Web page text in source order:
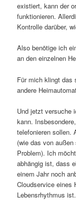
existiert, kann der
funktionieren.
Kontrolle darüber,
Also benötige ich
an den einzelnen
Für mich klingt das
andere
Und jetzt versuche
kann.
telefonieren sollen.
(wie das von
Problem). Ich
abhängig ist, dass
einem Jahr noch
Cloudservice eines
Lebensrhythmus ist.